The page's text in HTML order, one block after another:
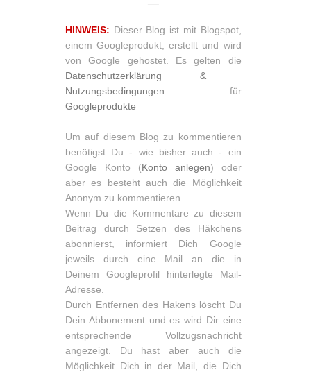
HINWEIS: Dieser Blog ist mit Blogspot,
einem Googleprodukt, erstellt und wird
von Google gehostet. Es gelten die
Datenschutzerklärung &
Nutzungsbedingungen
für
Googleprodukte
Um auf diesem Blog zu kommentieren
benötigst Du - wie bisher auch - ein
Google Konto (Konto anlegen) oder
aber es besteht auch die Möglichkeit
Anonym zu kommentieren.
Wenn Du die Kommentare zu diesem
Beitrag durch Setzen des Häkchens
abonnierst, informiert Dich Google
jeweils durch eine Mail an die in
Deinem Googleprofil hinterlegte Mail-
Adresse.
Durch Entfernen des Hakens löscht Du
Dein Abbonement und es wird Dir eine
entsprechende Vollzugsnachricht
angezeigt. Du hast aber auch die
Möglichkeit Dich in der Mail, die Dich